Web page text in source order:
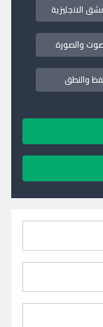
الانجليزية
والصورة